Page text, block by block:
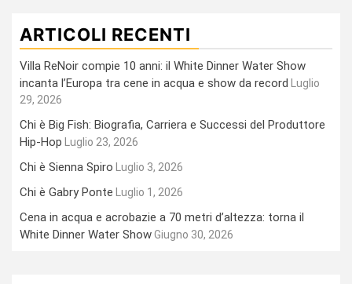
ARTICOLI RECENTI
Villa ReNoir compie 10 anni: il White Dinner Water Show
incanta l’Europa tra cene in acqua e show da record Luglio
29, 2026
Chi è Big Fish: Biografia, Carriera e Successi del Produttore
Hip-Hop Luglio 23, 2026
Chi è Sienna Spiro Luglio 3, 2026
Chi è Gabry Ponte Luglio 1, 2026
Cena in acqua e acrobazie a 70 metri d’altezza: torna il
White Dinner Water ShowGiugno 30, 2026